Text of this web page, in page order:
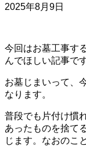
2025年8月9日
今回はお墓工事す
んでほしい記事です
お墓じまいって、
なります。
普段でも片付け慣
あったものを捨て
じます。なおのこ